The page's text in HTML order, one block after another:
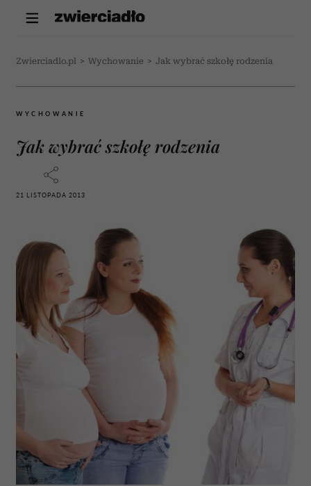
Zwierciadlo.pl > Wychowanie > Jak wybrać szkołę rodzenia
WYCHOWANIE
Jak wybrać szkołę rodzenia
21 LISTOPADA 2013